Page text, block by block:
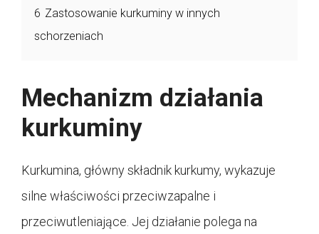
6 Zastosowanie kurkuminy w innych
schorzeniach
Mechanizm działania
kurkuminy
Kurkumina, główny składnik kurkumy, wykazuje
silne właściwości przeciwzapalne i
przeciwutleniające. Jej działanie polega na